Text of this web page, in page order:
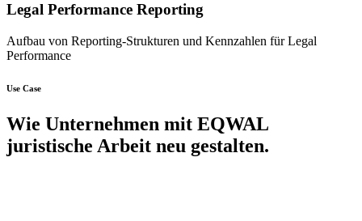
Legal Performance Reporting
Aufbau von Reporting-Strukturen und Kennzahlen für Legal
Performance
Use Case
Wie Unternehmen mit EQWAL
juristische Arbeit neu gestalten.